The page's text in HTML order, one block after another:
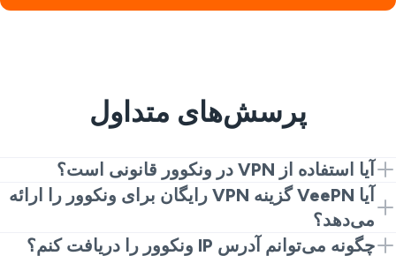
پرسش‌های متداول
آیا استفاده از VPN در ونکوور قانونی است؟
استفاده از VPN در ونکوور برای داشتن نیازهای عادی حریم
خصوصی و امنیت قانونی است. شما فقط باید از آن به طور
معقول استفاده کنید و از قوانین محلی پیروی کنید.
آیا VeePN گزینه VPN رایگان برای ونکوور را ارائه
می‌دهد؟
اگر به نسخه رایگان VPN ونکوور نیاز دارید، افزونه مرورگرچگونه می‌توانم آدرس IP ونکوور را دریافت کنم؟